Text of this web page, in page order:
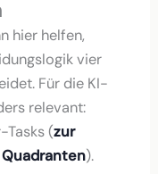
hier helfen,
vier
Für die KI-
relevant:
Tasks (zur
).